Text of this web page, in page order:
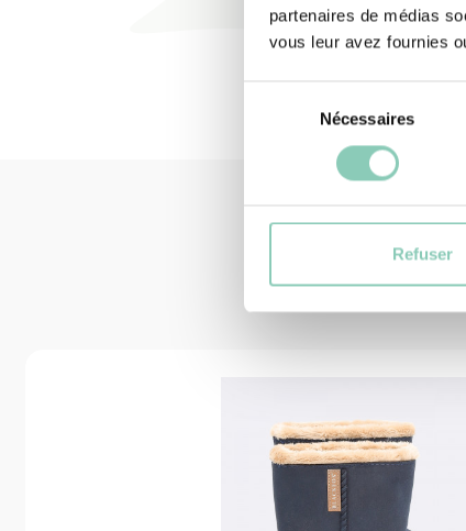
partenaires de médias
vous leur avez fournies
consentement
Nécessaires
Refuser